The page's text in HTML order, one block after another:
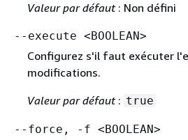
Valeur par défaut: Non défini
--execute <BOOLEAN>
Configurez s'il faut exécuter
modifications.
Valeur par défaut: true
--force, -f <BOOLEAN>